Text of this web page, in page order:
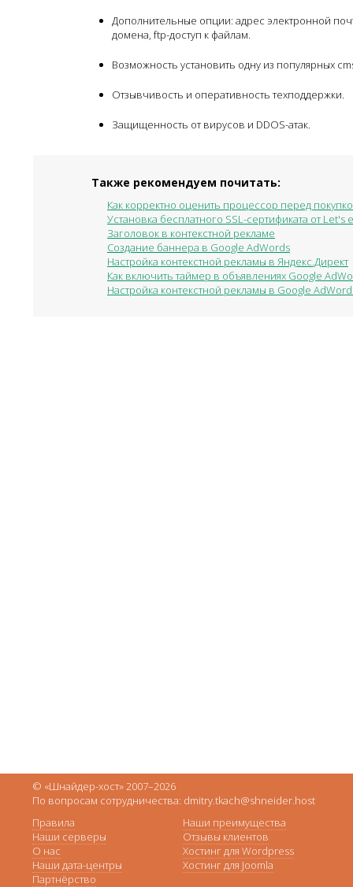
Дополнительные опции: адрес электронной
домена, ftp-доступ к файлам.
Возможность установить одну из популярных
Отзывчивость и оперативность техподдержки.
Защищенность от вирусов и DDOS-атак.
Также рекомендуем почитать:
Как корректно оценить процессор перед
Установка бесплатного SSL-сертификата от Let's
Заголовок в контекстной рекламе
Создание баннера в Google AdWords
Настройка контекстной рекламы в Яндекс.Директ
Как включить таймер в объявлениях Google
Настройка контекстной рекламы в Google
© «Шнайдер-хост» 2007–2026
По вопросам сотрудничества: dmitry.tkach@shneider.host
Правила
Наши серверы
О нас
Наши дата-центры
Партнёрство
Наши преимущества
Отзывы клиентов
Хостинг для Wordpress
Хостинг для Joomla